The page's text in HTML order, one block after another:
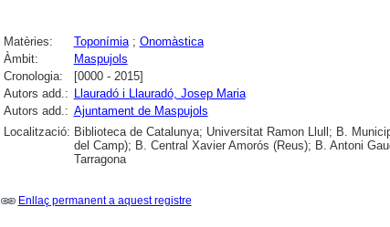
Matèries: Toponímia; Onomàstica
Àmbit:
Maspujols
Cronologia:
[0000 - 2015]
Autors add.: Llauradó i Llauradó, Josep Maria
Autors add.: Ajuntament de Maspujols
Localització: Biblioteca de Catalunya; Universitat Ramon Llull; B.
del Camp); B. Central Xavier Amorós (Reus); B. Antoni
Tarragona
Enllaç permanent a aquest registre